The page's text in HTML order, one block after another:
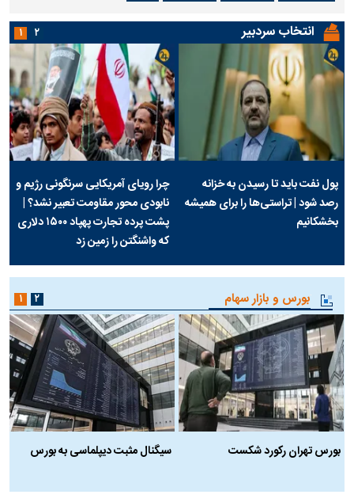
انتخاب سردبیر
پول نفت باید تا رسیدن به خزانه
رصد شود | تراستی‌ها را برای همیشه
بخشکانیم
چرا رویای آمریکایی سرنگونی رژیم و
نابودی محور مقاومت تعبیر نشد؟ |
پشت پرده تجارت پهپاد‌ ۱۵۰۰ دلاری
که واشنگتن را زمین زد
۱ ۲
بورس و بازار سهام
بورس تهران رکورد شکست
سیگنال مثبت دیپلماسی به بورس
۱ ۲